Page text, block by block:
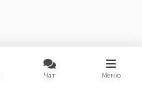
Чат Меню